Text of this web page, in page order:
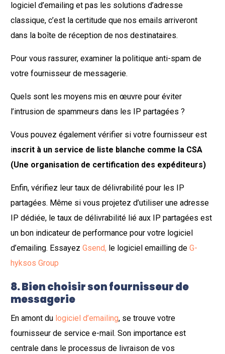
logiciel d’emailing et pas les solutions d’adresse
classique, c’est la certitude que nos emails arriveront
dans la boîte de réception de nos destinataires.
Pour vous rassurer, examiner la politique anti-spam de
votre fournisseur de messagerie.
Quels sont les moyens mis en œuvre pour éviter
l’intrusion de spammeurs dans les IP partagées ?
Vous pouvez également vérifier si votre fournisseur est
inscrit à un service de liste blanche comme la CSA
(Une organisation de certification des expéditeurs)
Enfin, vérifiez leur taux de délivrabilité pour les IP
partagées. Même si vous projetez d’utiliser une adresse
IP dédiée, le taux de délivrabilité lié aux IP partagées est
un bon indicateur de performance pour votre logiciel
d’emailing. EssayezGsend, le logiciel emailling deG-
hyksos Group
8. Bien choisir son fournisseur de
messagerie
En amont du logiciel d’emailing, se trouve votre
fournisseur de service e-mail. Son importance est
centrale dans le processus de livraison de vos